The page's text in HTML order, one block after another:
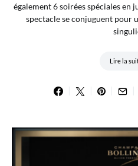
également 6 soirées spéciales
spectacle se conjuguent pour
Lire la